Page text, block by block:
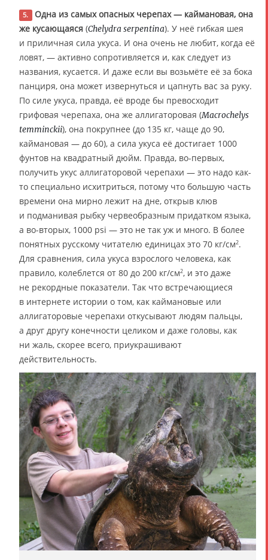
5.
Одна из самых опасных черепах — каймановая, она
же кусающаяся (Chelydra serpentina). У неё гибкая шея
и приличная сила укуса. И она очень не любит, когда её
ловят, — активно сопротивляется и, как следует из
названия, кусается. И даже если вы возьмёте её за бока
панциря, она может извернуться и цапнуть вас за руку.
По силе укуса, правда, её вроде бы превосходит
грифовая черепаха, она же аллигаторовая (Macrochelys
temminckii), она покрупнее (до 135 кг, чаще до 90,
каймановая — до 60), а сила укуса её достигает 1000
фунтов на квадратный дюйм. Правда, во-первых,
получить укус аллигаторовой черепахи — это надо как-
то специально исхитриться, потому что большую часть
времени она мирно лежит на дне, открыв клюв
и подманивая рыбку червеобразным придатком языка,
а во-вторых, 1000 psi — это не так уж и много. В более
понятных русскому читателю единицах это 70 кг/см2.
Для сравнения, сила укуса взрослого человека, как
правило, колеблется от 80 до 200 кг/см2, и это даже
не рекордные показатели. Так что встречающиеся
в интернете истории о том, как каймановые или
аллигаторовые черепахи откусывают людям пальцы,
а друг другу конечности целиком и даже головы, как
ни жаль, скорее всего, приукрашивают
действительность.